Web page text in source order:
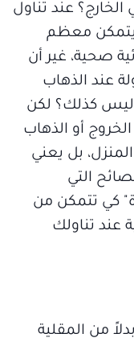
عند تناول
يتمكن معظم
صحية، غير أن
عند الذهاب
أليس كذلك؟ لكن
أو الذهاب
بل يعني
التي
كي تتمكن من
عند تناولك
من المقلية